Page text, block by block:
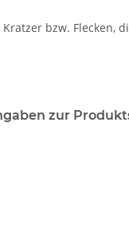
bzw. Flecken,
zur